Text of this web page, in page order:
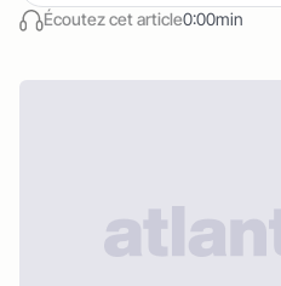
Écoutez cet article0:00min